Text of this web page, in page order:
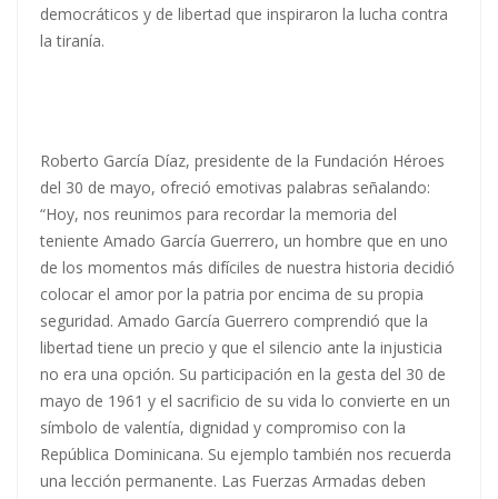
democráticos y de libertad que inspiraron la lucha contra
la tiranía.
Roberto García Díaz, presidente de la Fundación Héroes
del 30 de mayo, ofreció emotivas palabras señalando:
“Hoy, nos reunimos para recordar la memoria del
teniente Amado García Guerrero, un hombre que en uno
de los momentos más difíciles de nuestra historia decidió
colocar el amor por la patria por encima de su propia
seguridad. Amado García Guerrero comprendió que la
libertad tiene un precio y que el silencio ante la injusticia
no era una opción. Su participación en la gesta del 30 de
mayo de 1961 y el sacrificio de su vida lo convierte en un
símbolo de valentía, dignidad y compromiso con la
República Dominicana. Su ejemplo también nos recuerda
una lección permanente. Las Fuerzas Armadas deben